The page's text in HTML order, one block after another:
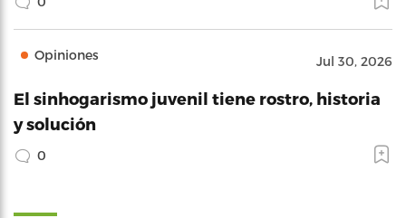
Opiniones Jul 30, 2026
El sinhogarismo juvenil tiene rostro, historia
y solución
0